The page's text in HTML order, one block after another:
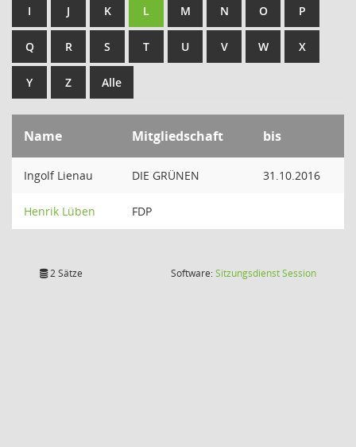
I J K L M N O P
Q R S T U V W X
Y Z Alle
Name Mitgliedschaft bis
Ingolf Lienau DIE GRÜNEN 31.10.2016
Henrik Lüben FDP
2 Sätze Software:SitzungsdienstSession(Wird in